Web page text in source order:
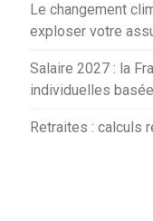
Le changement
exploser votre
Salaire 2027 : la
individuelles
Retraites : calculs